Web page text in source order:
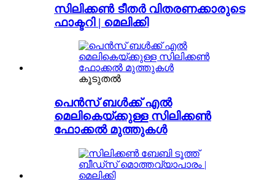
സിലിക്കൺ ടീതർ വിതരണക്കാരുടെ
ഫാക്ടറി | മെലിക്കി
കൂടുതൽ
പെൻസ് ബൾക്ക് എൽ
മെലികെയ്‌ക്കുള്ള സിലിക്കൺ
ഫോക്കൽ മുത്തുകൾ